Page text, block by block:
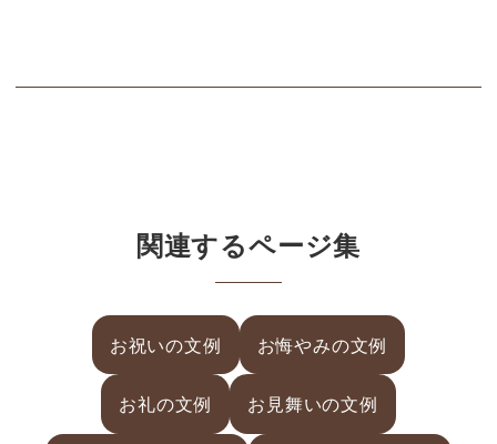
関連するページ集
お祝いの文例 お悔やみの文例
お礼の文例 お見舞いの文例